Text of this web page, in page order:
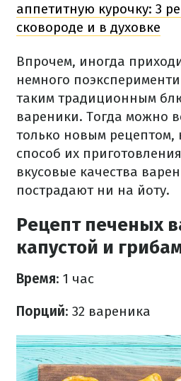
аппетитную курочку: 3
сковороде и в духовке
Впрочем, иногда
немного
таким традиционным
вареники. Тогда можно
только новым рецептом,
способ их
вкусовые качества
пострадают ни на йоту.
Рецепт печеных
капустой и
Время: 1 час
Порций: 32 вареника